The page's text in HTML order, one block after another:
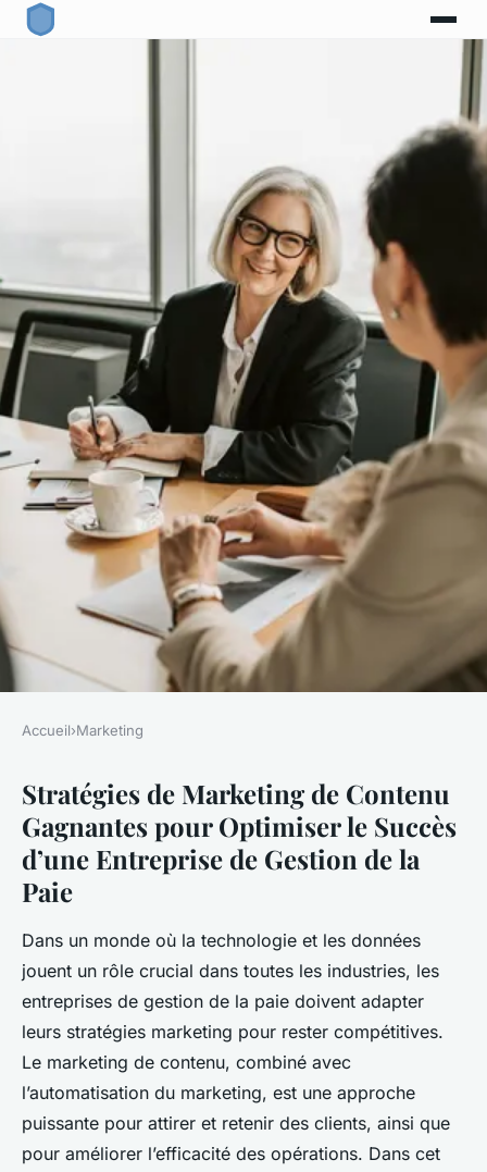
Stratégies de Marketing de
Contenu Gagnantes pour
Optimiser le Succès d"une
Entreprise de Gestion de la
Paie
Ethan 3 février 2025• 6 min de lecture
Accueil›Marketing
Stratégies de Marketing de Contenu
Gagnantes pour Optimiser le Succès
d’une Entreprise de Gestion de la
Paie
Dans un monde où la technologie et les données
jouent un rôle crucial dans toutes les industries, les
entreprises de gestion de la paie doivent adapter
leurs stratégies marketing pour rester compétitives.
Le marketing de contenu, combiné avec
l’automatisation du marketing, est une approche
puissante pour attirer et retenir des clients, ainsi que
pour améliorer l’efficacité des opérations. Dans cet